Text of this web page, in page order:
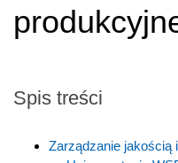
Spis treści
Zarządzanie jakością